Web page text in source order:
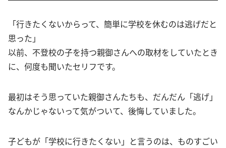
「行きたくないからって、簡単に学校を休むのは逃げだと
思った」
以前、不登校の子を持つ親御さんへの取材をしていたとき
に、何度も聞いたセリフです。
最初はそう思っていた親御さんたちも、だんだん「逃げ」
なんかじゃないって気がついて、後悔していました。
子どもが「学校に行きたくない」と言うのは、ものすごい